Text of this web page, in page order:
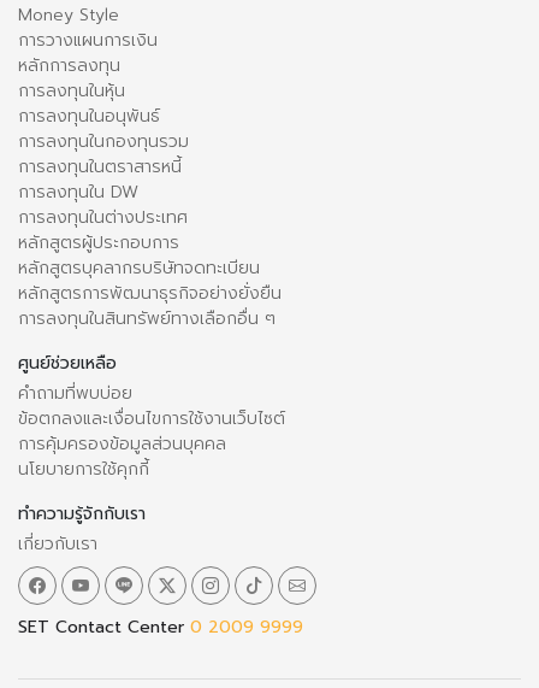
Money Style
การวางแผนการเงิน
หลักการลงทุน
การลงทุนในหุ้น
การลงทุนในอนุพันธ์
การลงทุนในกองทุนรวม
การลงทุนในตราสารหนี้
การลงทุนใน DW
การลงทุนในต่างประเทศ
หลักสูตรผู้ประกอบการ
หลักสูตรบุคลากรบริษัทจดทะเบียน
หลักสูตรการพัฒนาธุรกิจอย่างยั่งยืน
การลงทุนในสินทรัพย์ทางเลือกอื่น ๆ
ศูนย์ช่วยเหลือ
คำถามที่พบบ่อย
ข้อตกลงและเงื่อนไขการใช้งานเว็บไซต์
การคุ้มครองข้อมูลส่วนบุคคล
นโยบายการใช้คุกกี้
ทำความรู้จักกับเรา
เกี่ยวกับเรา
SET Contact Center 0 2009 9999